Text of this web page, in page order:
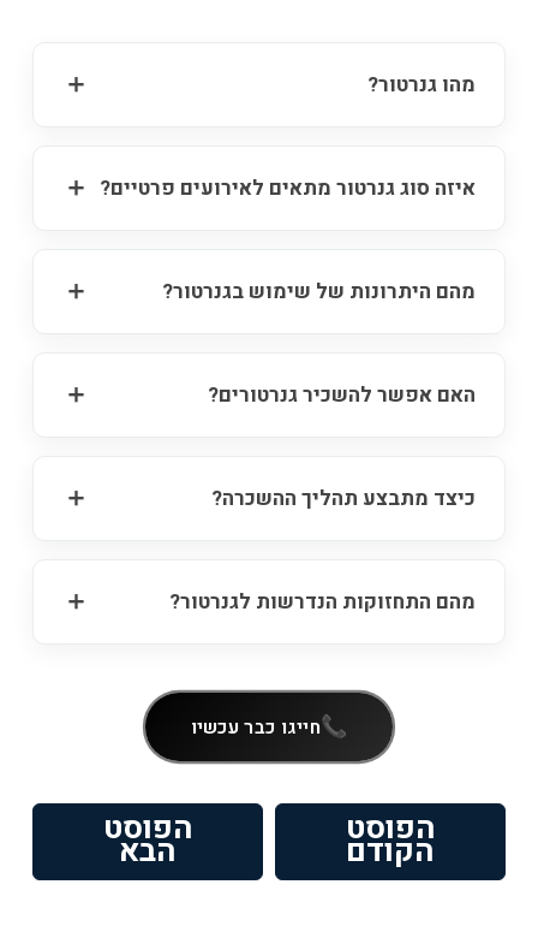
מהו גנרטור?
איזה סוג גנרטור מתאים לאירועים פרטיים?
מהם היתרונות של שימוש בגנרטור?
האם אפשר להשכיר גנרטורים?
כיצד מתבצע תהליך ההשכרה?
מהם התחזוקות הנדרשות לגנרטור?
חייגו כבר עכשיו
ניווט הפוסט
הקודםקודם:
הפוסט
הבאהפוסט
הבא: